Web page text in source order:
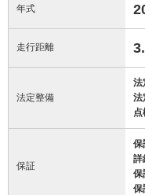
年式
走行距離
法定整備
法
法
点
保証
保
詳
保
保